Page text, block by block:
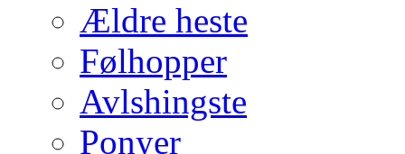
Ældre heste
Følhopper
Avlshingste
Ponyer